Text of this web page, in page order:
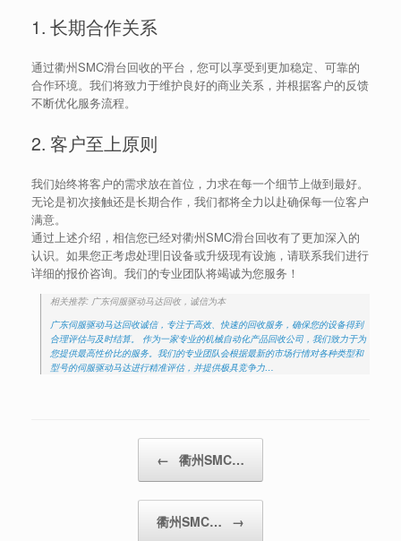
1. 长期合作关系
通过衢州SMC滑台回收的平台，您可以享受到更加稳定、可靠的
合作环境。我们将致力于维护良好的商业关系，并根据客户的反馈
不断优化服务流程。
2. 客户至上原则
我们始终将客户的需求放在首位，力求在每一个细节上做到最好。
无论是初次接触还是长期合作，我们都将全力以赴确保每一位客户
满意。
通过上述介绍，相信您已经对衢州SMC滑台回收有了更加深入的
认识。如果您正考虑处理旧设备或升级现有设施，请联系我们进行
详细的报价咨询。我们的专业团队将竭诚为您服务！
相关推荐: 广东伺服驱动马达回收，诚信为本
广东伺服驱动马达回收诚信，专注于高效、快速的回收服务，确保您的设备得到
合理评估与及时结算。 作为一家专业的机械自动化产品回收公司，我们致力于为
您提供最高性价比的服务。我们的专业团队会根据最新的市场行情对各种类型和
型号的伺服驱动马达进行精准评估，并提供极具竞争力…
← 衢州SMC…
衢州SMC… →